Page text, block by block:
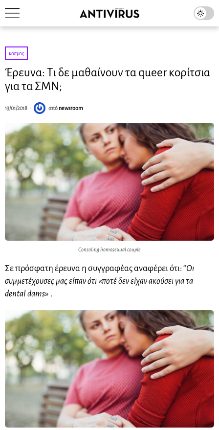
κόσμος
Έρευνα: Τι δε μαθαίνουν τα queer κορίτσια
για τα ΣΜΝ;
13/01/2018 από newsroom
Consoling homosexual couple
Σε πρόσφατη έρευνα η συγγραφέας αναφέρει ότι: “Οι
συμμετέχουσες μας είπαν ότι «ποτέ δεν είχαν ακούσει για τα
dental dams» .